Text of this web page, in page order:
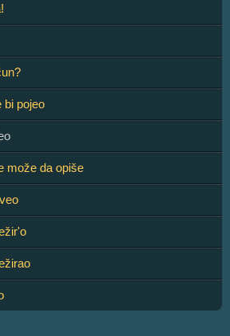
bi pojeo
može da opiše